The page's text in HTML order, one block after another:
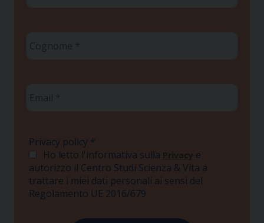
Privacy policy *
Ho letto l'informativa sulla Privacy e
autorizzo il Centro Studi Scienza & Vita a
trattare i miei dati personali ai sensi del
Regolamento UE 2016/679